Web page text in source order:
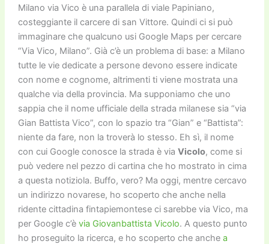
Milano via Vico è una parallela di viale Papiniano,
costeggiante il carcere di san Vittore. Quindi ci si può
immaginare che qualcuno usi Google Maps per cercare
“Via Vico, Milano”. Già c’è un problema di base: a Milano
tutte le vie dedicate a persone devono essere indicate
con nome e cognome, altrimenti ti viene mostrata una
qualche via della provincia. Ma supponiamo che uno
sappia che il nome ufficiale della strada milanese sia “via
Gian Battista Vico”, con lo spazio tra “Gian” e “Battista”:
niente da fare, non la troverà lo stesso. Eh sì, il nome
con cui Google conosce la strada è via Vicolo, come si
può vedere nel pezzo di cartina che ho mostrato in cima
a questa notiziola. Buffo, vero? Ma oggi, mentre cercavo
un indirizzo novarese, ho scoperto che anche nella
ridente cittadina fintapiemontese ci sarebbe via Vico, ma
per Google c’è via Giovanbattista Vicolo. A questo punto
ho proseguito la ricerca, e ho scoperto che anche a